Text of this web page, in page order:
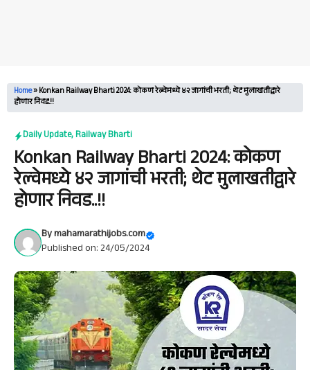
Home»Konkan Railway Bharti 2024: कोकण रेल्वेमध्ये ४२ जागांची भरती; थेट मुलाखतीद्वारे
होणार निवड..!!
Daily Update,Railway Bharti
Konkan Railway Bharti 2024: कोकण
रेल्वेमध्ये ४२ जागांची भरती; थेट मुलाखतीद्वारे
होणार निवड..!!
Bymahamarathijobs.com
Published on: 24/05/2024